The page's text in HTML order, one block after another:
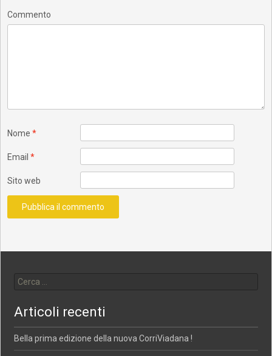
Commento
Nome*
Email*
Sito web
Articoli recenti
Bella prima edizione della nuova CorriViadana !